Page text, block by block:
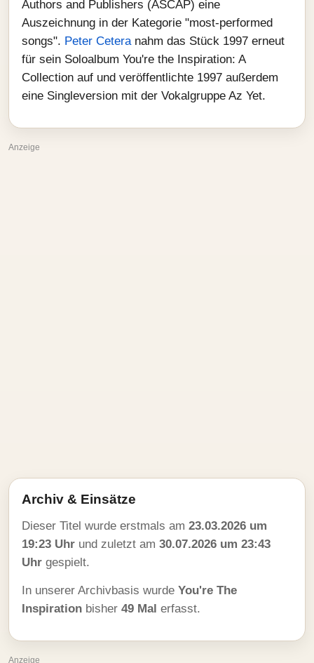
Authors and Publishers (ASCAP) eine
Auszeichnung in der Kategorie "most-performed
songs". Peter Ceteranahm das Stück 1997 erneut
für sein Soloalbum You're the Inspiration: A
Collection auf und veröffentlichte 1997 außerdem
eine Singleversion mit der Vokalgruppe Az Yet.
Anzeige
Archiv & Einsätze
Dieser Titel wurde erstmals am 23.03.2026 um
19:23 Uhr und zuletzt am 30.07.2026 um 23:43
Uhr gespielt.
In unserer Archivbasis wurde You're The
Inspiration bisher 49 Mal erfasst.
Anzeige